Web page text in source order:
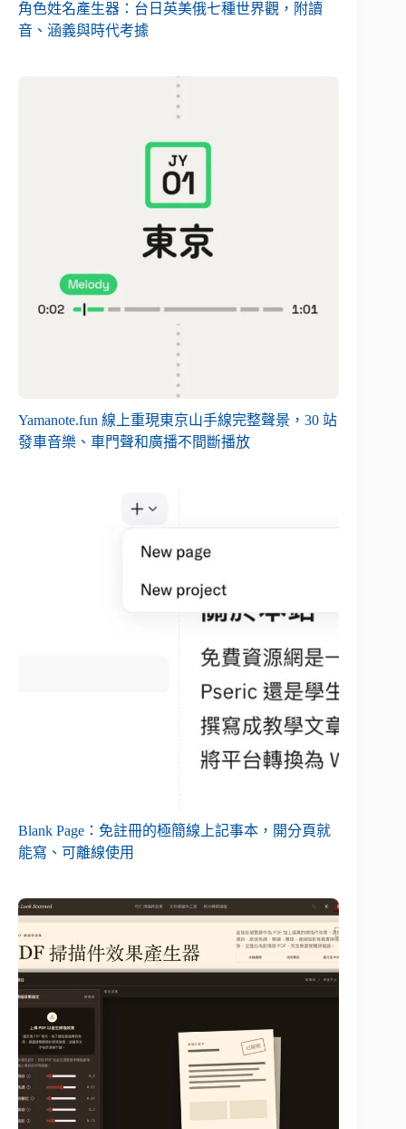
角色姓名產生器：台日英美俄七種世界觀，附讀
音、涵義與時代考據
Yamanote.fun 線上重現東京山手線完整聲景，30 站
發車音樂、車門聲和廣播不間斷播放
Blank Page：免註冊的極簡線上記事本，開分頁就
能寫、可離線使用